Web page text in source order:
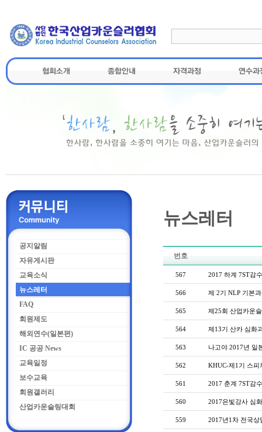
공지알림
자유게시판
교육소식
뉴스레터
FAQ
회원제도
해외연수(일본편)
IC 공공 News
교육일정
보수교육
회원갤러리
산업카운슬링대회
뉴스레터
번호
567 2017 하계 7ST감
566 제 2기 NLP 기본
565 제25회 산업카운
564 제13기 산카 심화
563 나고야 2017년 일
562 KHUC-제1기 스피
561 2017 춘계 7ST감
560 2017은빛강사 심
559 2017년1차 전국상